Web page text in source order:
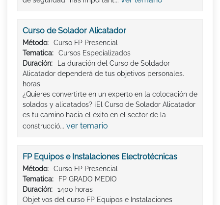
Curso de Solador Alicatador
Método:
Curso FP Presencial
Tematica:
Cursos Especializados
Duración:
La duración del Curso de Soldador
Alicatador dependerá de tus objetivos personales.
horas
¿Quieres convertirte en un experto en la colocación de
solados y alicatados? ¡El Curso de Solador Alicatador
es tu camino hacia el éxito en el sector de la
construcció... ver temario
FP Equipos e Instalaciones Electrotécnicas
Método:
Curso FP Presencial
Tematica:
FP GRADO MEDIO
Duración:
1400 horas
Objetivos del curso FP Equipos e Instalaciones